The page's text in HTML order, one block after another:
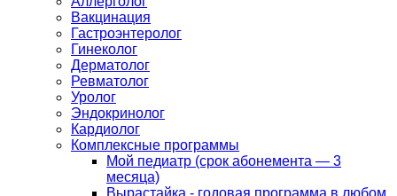
Вакцинация
Гастроэнтеролог
Гинеколог
Дерматолог
Ревматолог
Уролог
Эндокринолог
Кардиолог
Комплексные программы
Мой педиатр (срок абонемента — 3
месяца)